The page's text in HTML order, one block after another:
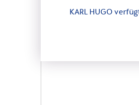
KARL HUGO